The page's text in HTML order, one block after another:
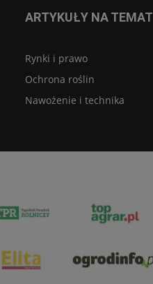
ARTYKUŁY NA TEMAT
Rynki i prawo
Ochrona roślin
Nawożenie i technika